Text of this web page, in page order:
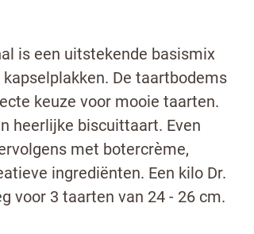
is een uitstekende basismix
De taartbodems
keuze voor mooie taarten.
heerlijke biscuittaart. Even
met botercrème,
ingrediënten. Een kilo Dr.
voor 3 taarten van 24 - 26 cm.